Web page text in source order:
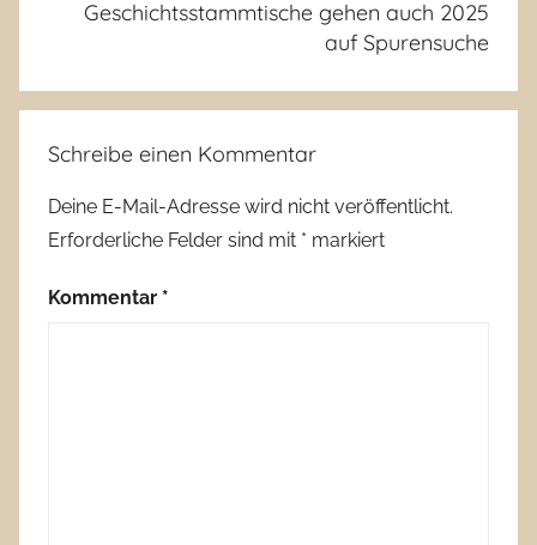
Geschichtsstammtische gehen auch 2025
auf Spurensuche
Schreibe einen Kommentar
Deine E-Mail-Adresse wird nicht veröffentlicht.
Erforderliche Felder sind mit * markiert
Kommentar *